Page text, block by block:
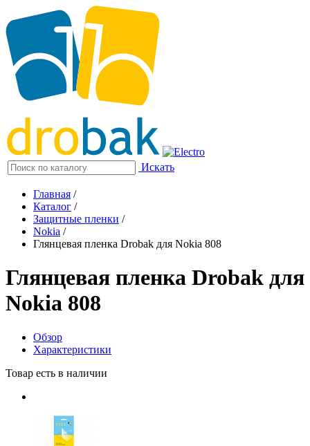
Искать
Главная /
Каталог /
Защитные пленки /
Nokia /
Глянцевая пленка Drobak для Nokia 808
Глянцевая пленка Drobak для
Nokia 808
Обзор
Характеристики
Товар есть в наличии